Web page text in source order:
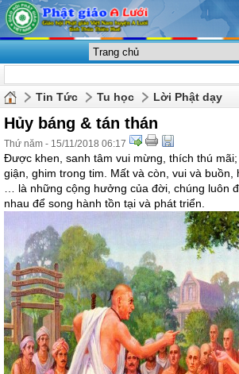
Tin Tức Tu học Lời Phật dạy
Hủy báng & tán thán
Thứ năm - 15/11/2018 06:17
Được khen, sanh tâm vui mừng, thích thú
giận, ghim trong tim. Mất và còn, vui và buồn,
… là những cộng hưởng của đời, chúng luôn
nhau để song hành tồn tại và phát triển.